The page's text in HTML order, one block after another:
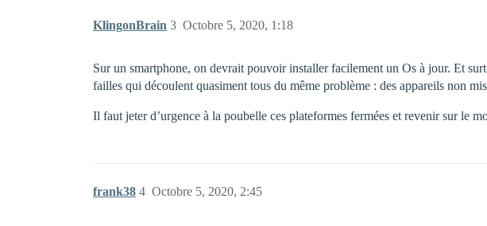
KlingonBrain Octobre 5, 2020, 1:18
3
Sur un smartphone, on devrait pouvoir installer facilement un Os à jour. Et
failles qui découlent quasiment tous du même problème : des appareils non
Il faut jeter d’urgence à la poubelle ces plateformes fermées et revenir sur le
frank38 Octobre 5, 2020, 2:45
4